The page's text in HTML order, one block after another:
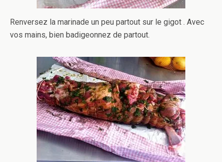
Renversez la marinade un peu partout sur le gigot . Avec
vos mains, bien badigeonnez de partout.